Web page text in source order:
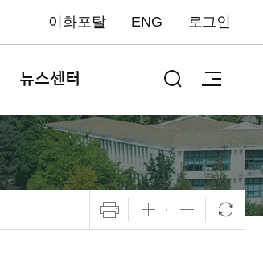
이화포탈 ENG 로그인
뉴스센터